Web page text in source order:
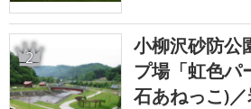
2
小柳沢砂防公
プ場「虹色パ
石あねっこ)